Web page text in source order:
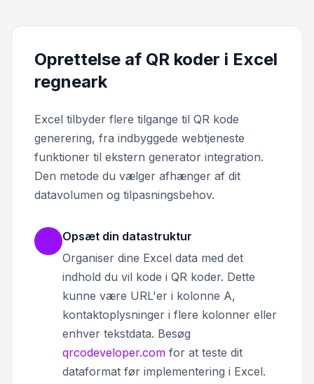
Oprettelse af QR koder i Excel
regneark
Excel tilbyder flere tilgange til QR kode
generering, fra indbyggede webtjeneste
funktioner til ekstern generator integration.
Den metode du vælger afhænger af dit
datavolumen og tilpasningsbehov.
Opsæt din datastruktur
Organiser dine Excel data med det
indhold du vil kode i QR koder. Dette
kunne være URL'er i kolonne A,
kontaktoplysninger i flere kolonner eller
enhver tekstdata. Besøg
qrcodeveloper.com for at teste dit
dataformat før implementering i Excel.